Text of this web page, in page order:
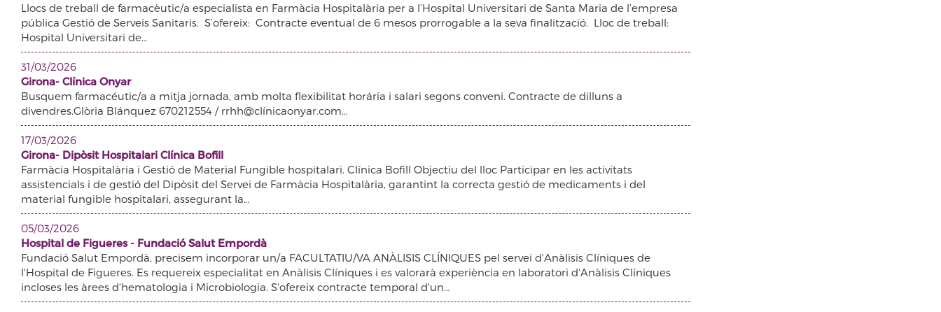
Llocs de treball de farmacèutic/a especialista en Farmàcia Hospitalària per a l’Hospital Universitari de Santa Maria de l’empresa
pública Gestió de Serveis Sanitaris. S’ofereix: Contracte eventual de 6 mesos prorrogable a la seva finalització. Lloc de treball:
Hospital Universitari de…
31/03/2026
Girona- Clínica Onyar
Busquem farmacéutic/a a mitja jornada, amb molta flexibilitat horária i salari segons conveni. Contracte de dilluns a
divendres.Glòria Blánquez 670212554 / rrhh@clínicaonyar.com…
17/03/2026
Girona- Dipòsit Hospitalari Clínica Bofill
Farmàcia Hospitalària i Gestió de Material Fungible hospitalari. Clínica Bofill Objectiu del lloc Participar en les activitats
assistencials i de gestió del Dipòsit del Servei de Farmàcia Hospitalària, garantint la correcta gestió de medicaments i del
material fungible hospitalari, assegurant la…
05/03/2026
Hospital de Figueres - Fundació Salut Empordà
Fundació Salut Empordà, precisem incorporar un/a FACULTATIU/VA ANÀLISIS CLÍNIQUES pel servei d'Anàlisis Clíniques de
l'Hospital de Figueres. Es requereix especialitat en Anàlisis Clíniques i es valorarà experiència en laboratori d'Anàlisis Clíniques
incloses les àrees d'hematologia i Microbiologia. S'ofereix contracte temporal d'un…